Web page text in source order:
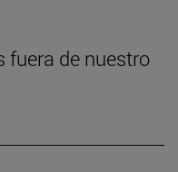
fuera de nuestro